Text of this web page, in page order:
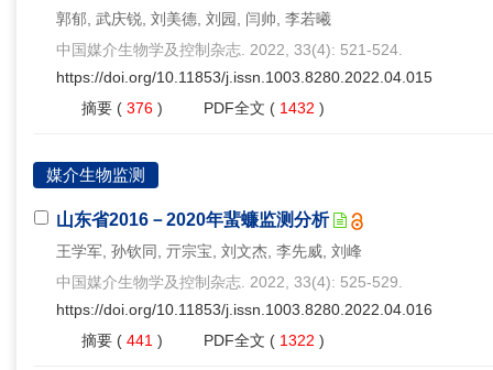
郭郁, 武庆锐, 刘美德, 刘园, 闫帅, 李若曦
中国媒介生物学及控制杂志. 2022, 33(4): 521-524.
https://doi.org/10.11853/j.issn.1003.8280.2022.04.015
摘要 ( 376 ) PDF全文 ( 1432 )
媒介生物监测
山东省2016－2020年蜚蠊监测分析
王学军, 孙钦同, 亓宗宝, 刘文杰, 李先威, 刘峰
中国媒介生物学及控制杂志. 2022, 33(4): 525-529.
https://doi.org/10.11853/j.issn.1003.8280.2022.04.016
摘要 ( 441 ) PDF全文 ( 1322 )